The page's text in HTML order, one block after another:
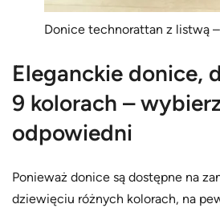
Donice technorattan z listwą
Eleganckie donice,
9 kolorach –
odpowiedni
Ponieważ donice są dostępne na
dziewięciu różnych kolorach, na